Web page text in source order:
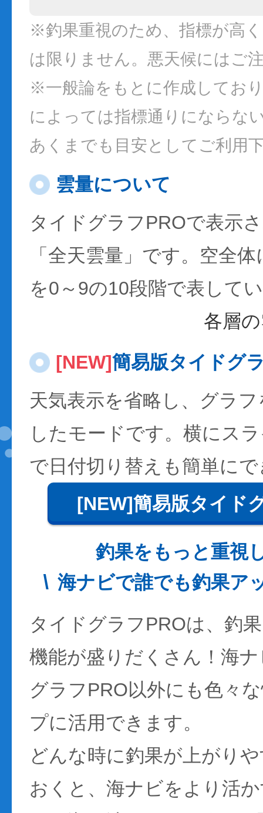
※釣果重視のため、指標が高
は限りません。悪天候にはご
※一般論をもとに作成してお
によっては指標通りにならな
あくまでも目安としてご利用
雲量について
タイドグラフPROで表示
「全天雲量」です。空全
を0～9の10段階で表して
各層
[NEW]簡易版タイドグ
天気表示を省略し、グラ
したモードです。横にス
で日付切り替えも簡単に
[NEW]簡易版タイド
釣果をもっと重視
海ナビで誰でも釣果ア
タイドグラフPROは、釣
機能が盛りだくさん！海
グラフPRO以外にも色々
プに活用できます。
どんな時に釣果が上がり
おくと、海ナビをより活